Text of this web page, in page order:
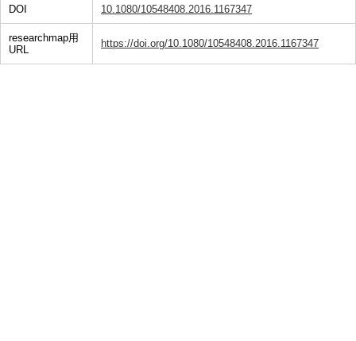
DOI 10.1080/10548408.2016.1167347
researchmap用
URL
https://doi.org/10.1080/10548408.2016.1167347